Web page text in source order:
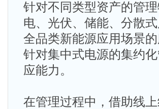
针对不同类型资产的管
电、光伏、储能、分散
全品类新能源应用场景
针对集中式电源的集约
应能力。
在管理过程中，借助线